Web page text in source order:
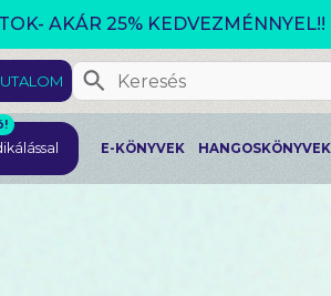
AKÁR 25% KEDVEZMÉNNYEL!!
E-KÖNYVEK HANGOSKÖNYVEK